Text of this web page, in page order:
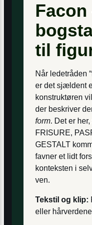
Facon
til
Når ledetråden
er det sjældent
konstruktøren
der beskriver
form. Det er
FRISURE,
GESTALT
favner et lidt
konteksten i
ven.
Tekstil og klip:
eller